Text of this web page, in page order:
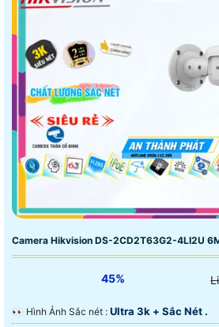
Camera Hikvision DS-2CD2T63G2-4LI2U
45%
️👀 Hình Ảnh Sắc nét : Ultra 3k + Sắc Nét .